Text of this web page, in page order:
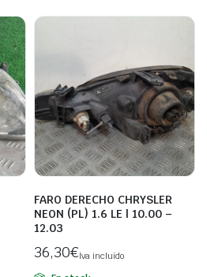
FARO DERECHO CHRYSLER
NEON (PL) 1.6 LE | 10.00 –
12.03
36,30€Iva incluido